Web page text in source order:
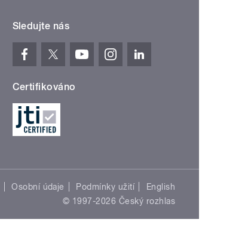
Sledujte nás
Certifikováno
Osobní údaje Podmínky užití
English
© 1997-2026 Český rozhlas